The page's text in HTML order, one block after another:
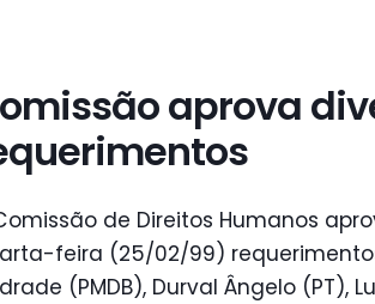
aprova
de Direitos Humanos
feira (25/02/99)
(PMDB), Durval Ângelo (PT),